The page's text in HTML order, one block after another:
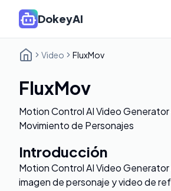
DokeyAI
Video FluxMov
FluxMov
Motion Control AI Video
Movimiento de Personajes
Introducción
Motion Control AI Video Generator
imagen de personaje y video de